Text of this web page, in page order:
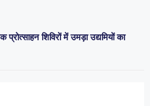
प्रोत्साहन शिविरों में उमड़ा उद्यमियों का